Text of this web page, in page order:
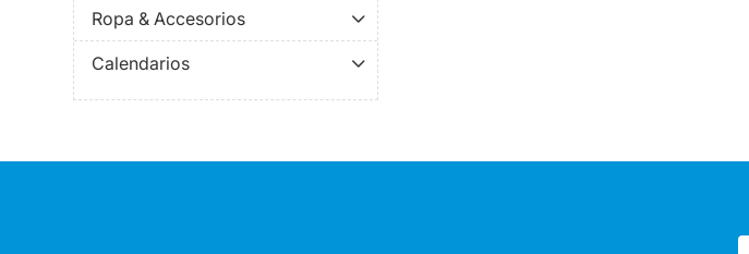
Ropa & Accesorios
Calendarios